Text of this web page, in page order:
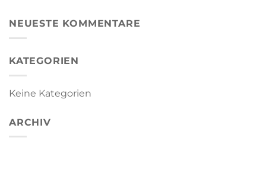
NEUESTE KOMMENTARE
KATEGORIEN
Keine Kategorien
ARCHIV